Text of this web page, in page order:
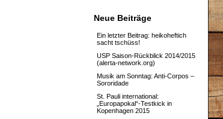
Neue Beiträge
Ein letzter Beitrag: heikoheftich
sacht tschüss!
USP Saison-Rückblick 2014/2015
(alerta-network.org)
Musik am Sonntag: Anti-Corpos –
Sororidade
St. Pauli international:
„Europapokal“-Testkick in
Kopenhagen 2015